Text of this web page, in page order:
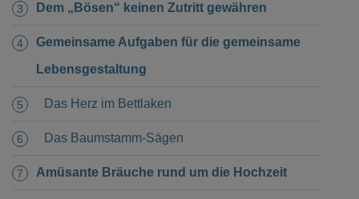
Dem „Bösen“ keinen Zutritt gewähren
Gemeinsame Aufgaben für die gemeinsame
Lebensgestaltung
Das Herz im Bettlaken
Das Baumstamm-Sägen
Amüsante Bräuche rund um die Hochzeit